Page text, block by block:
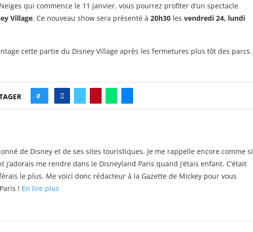
qui commence le 11 janvier, vous pourrez profiter d’un spectacle
Village. Ce nouveau show sera présenté à 20h30 les vendredi 24, lundi
cette partie du Disney Village après les fermetures plus tôt des parcs.
0
de Disney et de ses sites touristiques. Je me rappelle encore comme si
j’adorais me rendre dans le Disneyland Paris quand j’étais enfant. C’était
le plus. Me voici donc rédacteur à la Gazette de Mickey pour vous
! En lire plus